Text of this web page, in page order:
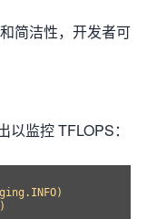
简洁性，开发者可
监控 TFLOPS：